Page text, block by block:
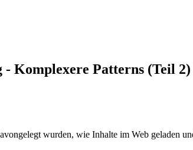
Komplexere Patterns (Teil 2)
wurden, wie Inhalte im Web geladen